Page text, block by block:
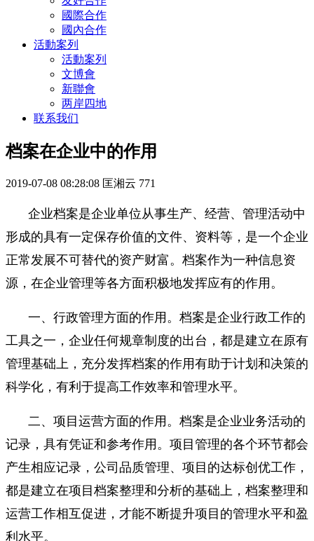
國際合作
國內合作
活動案列
活動案列
文博會
新聯會
两岸四地
联系我们
档案在企业中的作用
2019-07-08 08:28:08 匡湘云 771
企业档案是企业单位从事生产、经营、管理活动中
形成的具有一定保存价值的文件、资料等，是一个企业
正常发展不可替代的资产财富。档案作为一种信息资
源，在企业管理等各方面积极地发挥应有的作用。
一、行政管理方面的作用。档案是企业行政工作的
工具之一，企业任何规章制度的出台，都是建立在原有
管理基础上，充分发挥档案的作用有助于计划和决策的
科学化，有利于提高工作效率和管理水平。
二、项目运营方面的作用。档案是企业业务活动的
记录，具有凭证和参考作用。项目管理的各个环节都会
产生相应记录，公司品质管理、项目的达标创优工作，
都是建立在项目档案整理和分析的基础上，档案整理和
运营工作相互促进，才能不断提升项目的管理水平和盈
利水平。